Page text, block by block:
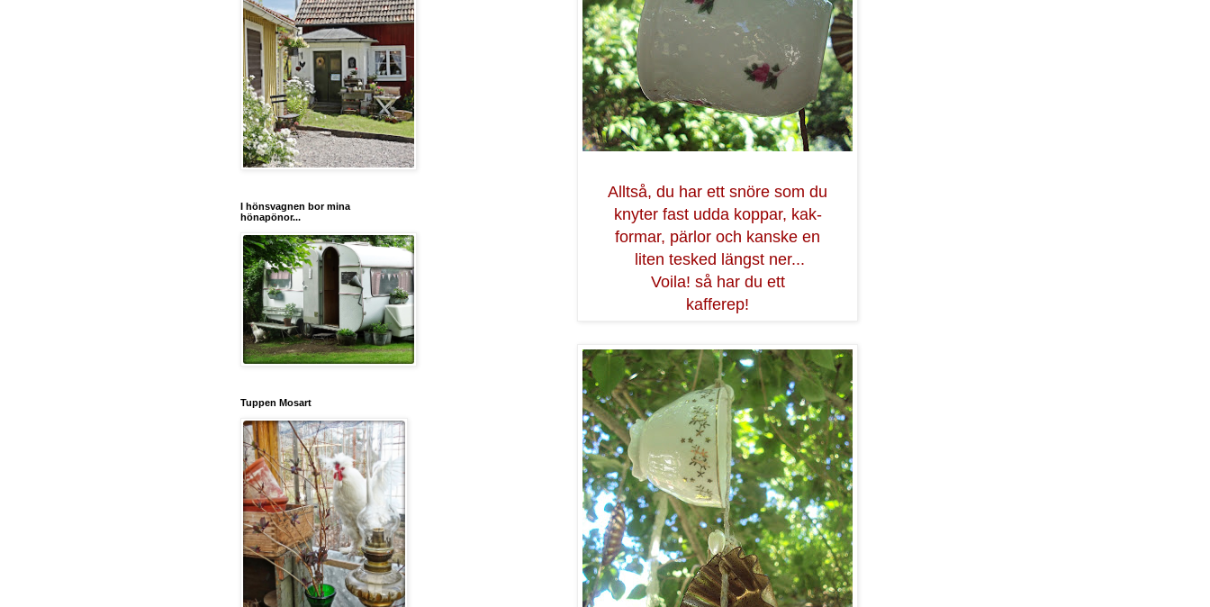
Alltså, du har ett snöre som du
knyter fast udda koppar, kak-
formar, pärlor och kanske en
liten tesked längst ner...
Voila! så har du ett
kafferep!
I hönsvagnen bor mina
hönapönor...
Tuppen Mosart